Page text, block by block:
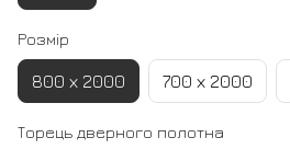
Розмір
800 х 2000 700 х 2000
Торець дверного полотна